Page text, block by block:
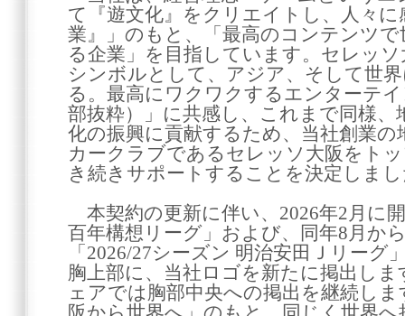
て『遊文化』をクリエイトし、人々
業』」のもと、「最高のコンテンツ
る企業」を目指しています。セレッ
シンボルとして、アジア、そして世
る。最高にワクワクするエンターテ
部抜粋）」に共感し、これまで同様
化の振興に貢献するため、当社創業
カークラブであるセレッソ大阪をト
き続きサポートすることを決定しま
本契約の更新に伴い、2026年2月に
百年構想リーグ」および、同年8月か
「2026/27シーズン 明治安田Ｊリーグ
胸上部に、当社ロゴを新たに掲出し
ェアでは胸部中央への掲出を継続し